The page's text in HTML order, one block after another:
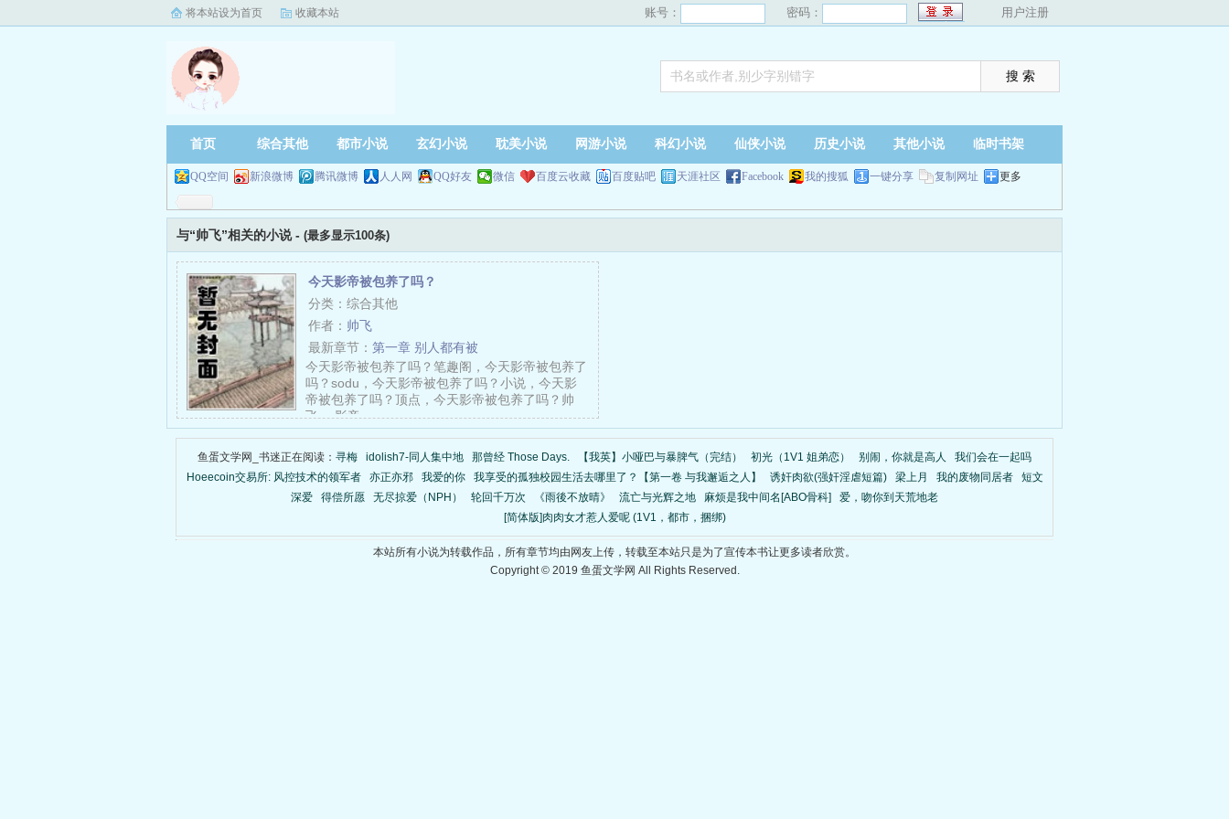
将本站设为首页 收藏本站 账号： 密码： 用户注册
首页 综合其他 都市小说 玄幻小说 耽美小说 网游小说 科幻小说 仙侠小说 历史小说 其他小说 临时书架
QQ空间 新浪微博 腾讯微博 人人网 QQ好友 微信 百度云收藏 百度贴吧 天涯社区 Facebook 我的搜狐 一键分享 复制网址 更多
与“帅飞”相关的小说 - (最多显示100条)
今天影帝被包养了吗？
分类：综合其他
作者： 帅飞
最新章节： 第一章 别人都有被
今天影帝被包养了吗？笔趣阁，今天影帝被包养了
吗？sodu，今天影帝被包养了吗？小说，今天影
帝被包养了吗？顶点，今天影帝被包养了吗？帅
飞， 影帝……
鱼蛋文学网_书迷正在阅读： 寻梅 idolish7-同人集中地 那曾经 Those Days. 【我英】小哑巴与暴脾气（完结） 初光（1V1 姐弟恋） 别闹，你就是高人
我们会在一起吗
Hoeecoin交易所: 风控技术的领军者
亦正亦邪 我爱的你 我享受的孤独校园生活去哪里了？【第一卷 与我邂逅之人】 诱奸肉欲(强奸淫虐短篇) 梁上月 我的废物同居者
短文
深爱
得偿所愿 无尽掠爱（NPH） 轮回千万次 《雨後不放晴》 流亡与光辉之地 麻烦是我中间名[ABO骨科]
爱，吻你到天荒地老
[简体版]肉肉女才惹人爱呢 (1V1，都市，捆绑)
本站所有小说为转载作品，所有章节均由网友上传，转载至本站只是为了宣传本书让更多读者欣赏。
Copyright © 2019 鱼蛋文学网 All Rights Reserved.